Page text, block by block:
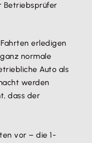
Betriebsprüfer
erledigen
normale
Auto als
werden
dass der
vor – die 1-